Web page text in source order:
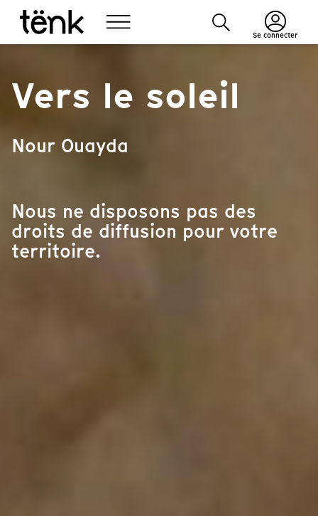
Se connecter
Vers le soleil
Nour Ouayda
Nous ne disposons pas des
droits de diffusion pour votre
territoire.